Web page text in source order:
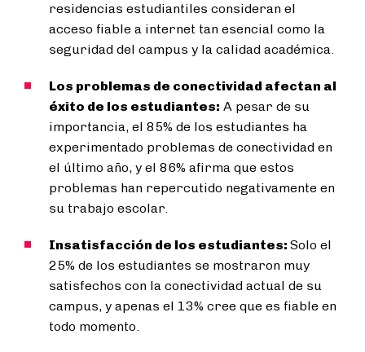
residencias estudiantiles consideran el
acceso fiable a internet tan esencial como la
seguridad del campus y la calidad académica.
Los problemas de conectividad afectan al
éxito de los estudiantes: A pesar de su
importancia, el 85% de los estudiantes ha
experimentado problemas de conectividad en
el último año, y el 86% afirma que estos
problemas han repercutido negativamente en
su trabajo escolar.
Insatisfacción de los estudiantes: Solo el
25% de los estudiantes se mostraron muy
satisfechos con la conectividad actual de su
campus, y apenas el 13% cree que es fiable en
todo momento.